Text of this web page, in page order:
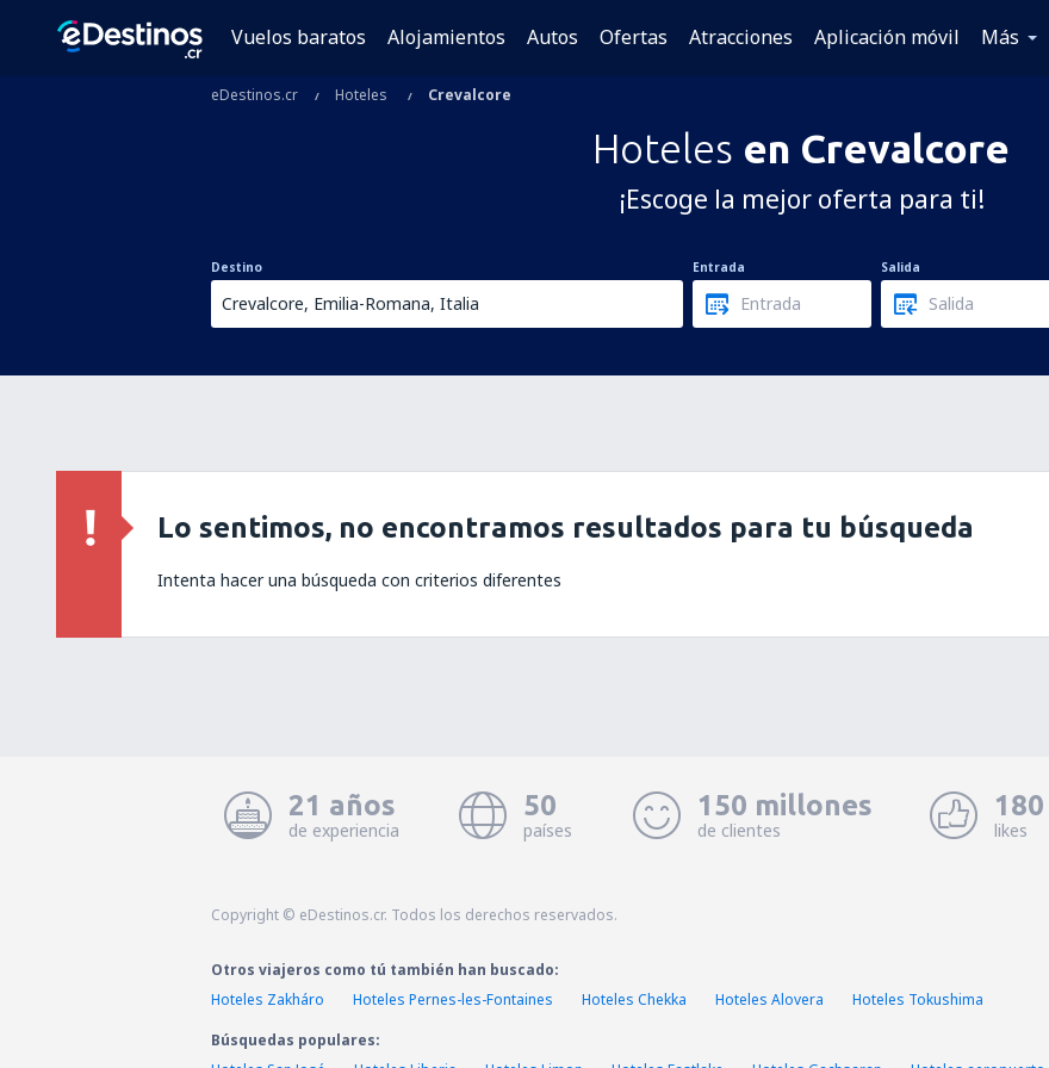
Vuelos baratos Alojamientos Autos Ofertas Atracciones Aplicación móvil Más
eDestinos.cr Hoteles Crevalcore
Hoteles en Crevalcore
¡Escoge la mejor oferta para ti!
Destino Entrada Salida
Lo sentimos, no encontramos resultados para tu búsqueda
Intenta hacer una búsqueda con criterios diferentes
21 años
de experiencia
50
países
150 millones
de clientes likes
Copyright © eDestinos.cr. Todos los derechos reservados.
Otros viajeros como tú también han buscado:
Hoteles Zakháro
Hoteles Pernes-les-Fontaines Hoteles Chekka Hoteles Alovera
Hoteles Tokushima
Búsquedas populares: